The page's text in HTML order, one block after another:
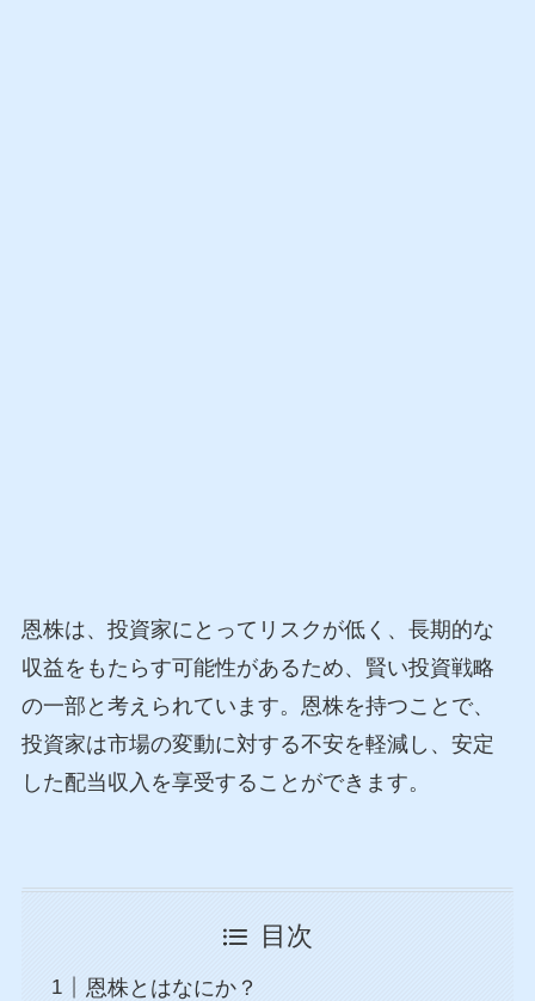
恩株は、投資家にとってリスクが低く、長期的な
収益をもたらす可能性があるため、賢い投資戦略
の一部と考えられています。恩株を持つことで、
投資家は市場の変動に対する不安を軽減し、安定
した配当収入を享受することができます。
目次
恩株とはなにか？